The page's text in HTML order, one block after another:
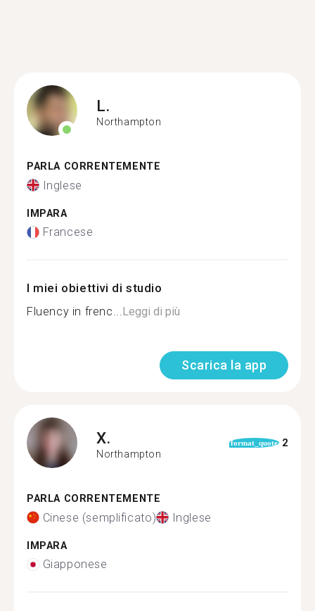
L.
Northampton
PARLA CORRENTEMENTE
Inglese
IMPARA
Francese
I miei obiettivi di studio
Fluency in frenc...Leggi di più
Scarica la app
X.
Northampton
format_quote 2
PARLA CORRENTEMENTE
Cinese (semplificato) Inglese
IMPARA
Giapponese